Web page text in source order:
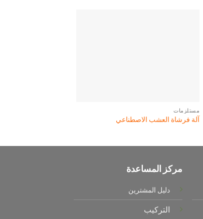
مستلزمات
آلة فرشاة العشب الاصطناعي
مركز المساعدة
دليل المشترين
التركيب